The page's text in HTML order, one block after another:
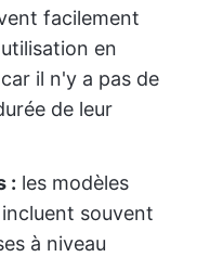
facilement
en
il n'y a pas de
de leur
: les modèles
souvent
à niveau